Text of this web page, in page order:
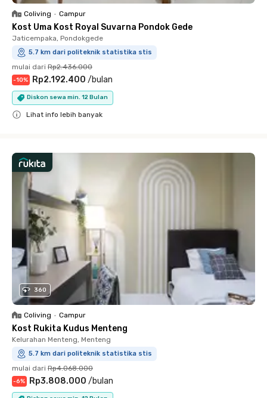
Coliving • Campur
Kost Uma Kost Royal Suvarna Pondok Gede
Jaticempaka, Pondokgede
5.7 km dari politeknik statistika stis
mulai dari Rp2.436.000
-10% Rp2.192.400 /bulan
Diskon sewa min. 12 Bulan
Lihat info lebih banyak
360
Coliving • Campur
Kost Rukita Kudus Menteng
Kelurahan Menteng, Menteng
5.7 km dari politeknik statistika stis
mulai dari Rp4.068.000
-6% Rp3.808.000 /bulan